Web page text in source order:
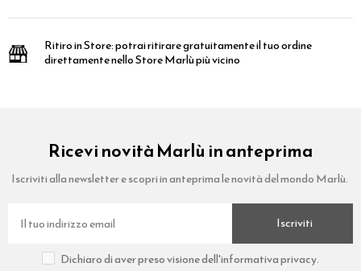
Ritiro in Store:potrai ritirare gratuitamente il tuo ordine
direttamente nello Store Marlù più vicino
Ricevi novità Marlù in anteprima
Iscriviti alla newsletter e scopri in anteprima le novità del mondo Marlù.
Iscriviti
Dichiaro di aver preso visione dell'informativa privacy.